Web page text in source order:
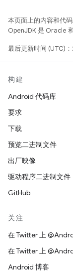
本页面上的内容和代
OpenJDK 是 Oracle
最后更新时间 (UTC)
构建
Android 代码库
要求
下载
预览二进制文件
出厂映像
驱动程序二进制文件
GitHub
关注
在 Twitter 上
在 Twitter 上
Android 博客